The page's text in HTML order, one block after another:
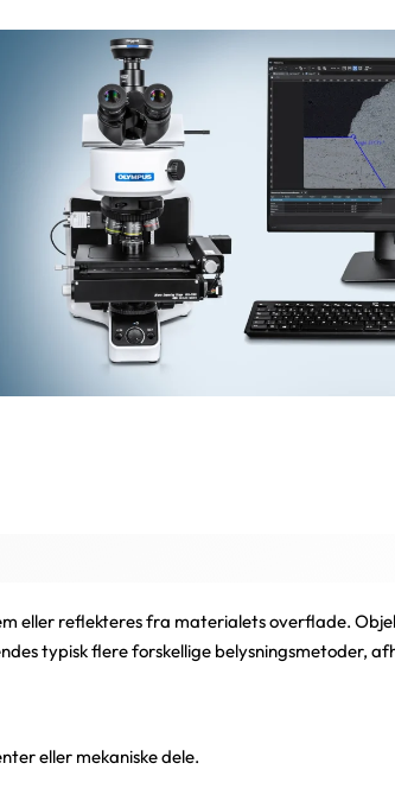
eller reflekteres fra materialets overflade.
typisk flere forskellige belysningsmetoder,
eller mekaniske dele.